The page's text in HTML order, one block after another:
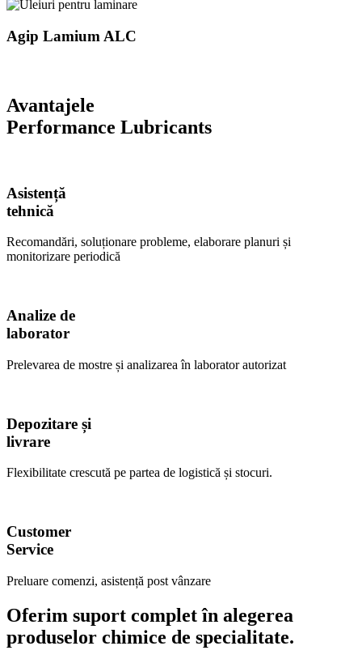
Agip Lamium ALC
Avantajele
Performance Lubricants
Asistență
tehnică
Recomandări, soluționare probleme, elaborare planuri și
monitorizare periodică
Analize de
laborator
Prelevarea de mostre și analizarea în laborator autorizat
Depozitare și
livrare
Flexibilitate crescută pe partea de logistică și stocuri.
Customer
Service
Preluare comenzi, asistență post vânzare
Oferim suport complet în alegerea
produselor chimice de specialitate.